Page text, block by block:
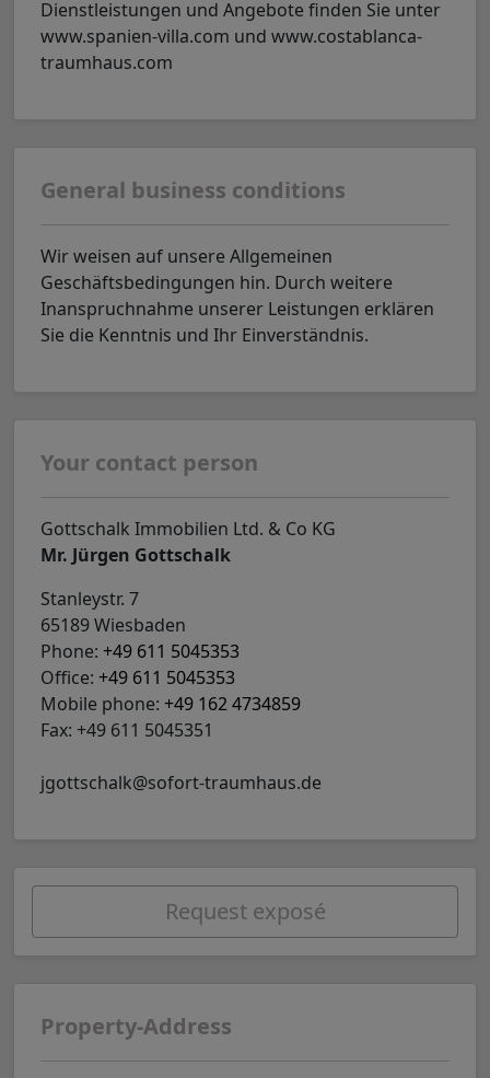
Dienstleistungen und Angebote finden Sie unter
www.spanien-villa.com und www.costablanca-
traumhaus.com
General business conditions
Wir weisen auf unsere Allgemeinen
Geschäftsbedingungen hin. Durch weitere
Inanspruchnahme unserer Leistungen erklären
Sie die Kenntnis und Ihr Einverständnis.
Your contact person
Gottschalk Immobilien Ltd. & Co KG
Mr. Jürgen Gottschalk
Stanleystr. 7
65189 Wiesbaden
Phone: +49 611 5045353
Office: +49 611 5045353
Mobile phone: +49 162 4734859
Fax: +49 611 5045351
jgottschalk@sofort-traumhaus.de
Request exposé
Property-Address